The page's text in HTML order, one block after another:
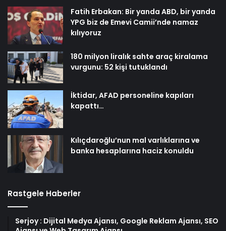
Fatih Erbakan: Bir yanda ABD, bir yanda
YPG biz de Emevi Camii’nde namaz
kılıyoruz
180 milyon liralık sahte araç kiralama
vurgunu: 52 kişi tutuklandı
İktidar, AFAD personeline kapıları
kapattı…
Kılıçdaroğlu’nun mal varlıklarına ve
banka hesaplarına haciz konuldu
Rastgele Haberler
Serjoy : Dijital Medya Ajansı, Google Reklam Ajansı, SEO